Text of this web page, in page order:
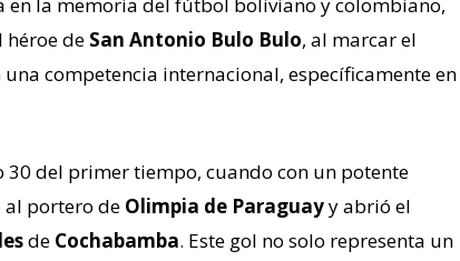
héroe de San Antonio Bulo Bulo, al marcar el
competencia internacional, específicamente en
30 del primer tiempo, cuando con un potente
al portero de Olimpia de Paraguayy abrió el
de Cochabamba. Este gol no solo representa un